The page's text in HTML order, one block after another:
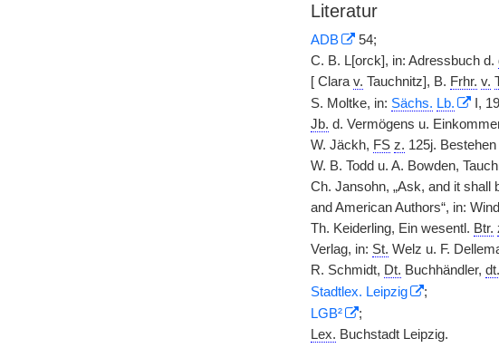
Literatur
ADB
54;
C. B. L[orck], in: Adressbuch d.
[ Clara v. Tauchnitz], B. Frhr. v.
S. Moltke, in: Sächs. Lb. I,
Jb. d. Vermögens u.
W. Jäckh, FS z. 125j.
W. B. Todd u. A. Bowden,
Ch. Jansohn, „Ask, and it shall
and American Authors“, in:
Th. Keiderling, Ein wesentl. Btr.
Verlag, in: St. Welz u. F.
R. Schmidt, Dt. Buchhändler, dt.
Stadtlex. Leipzig
;
LGB²
;
Lex. Buchstadt Leipzig.